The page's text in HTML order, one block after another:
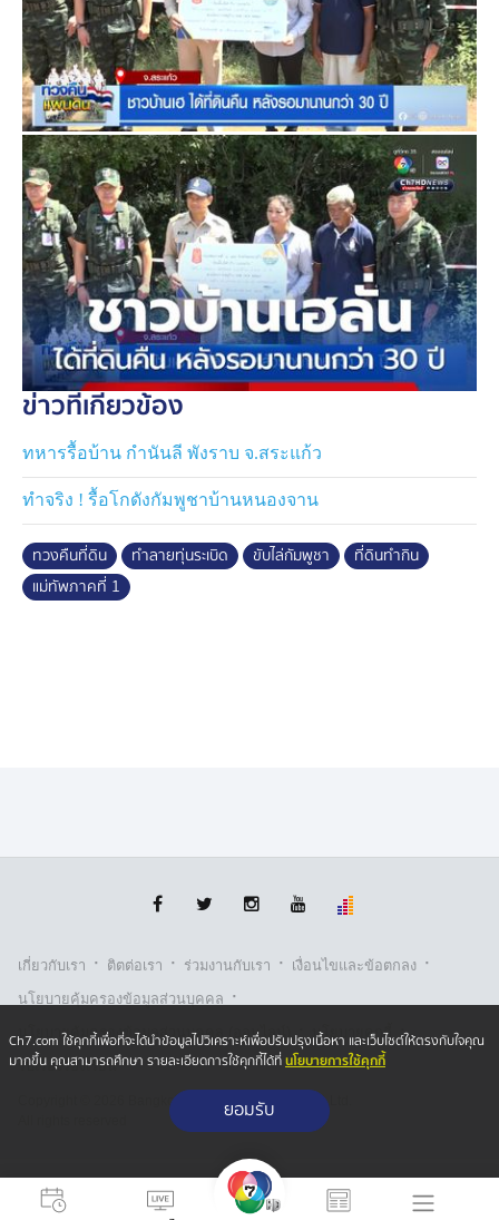
ข่าวที่เกี่ยวข้อง
ทหารรื้อบ้าน กำนันลี พังราบ จ.สระแก้ว
ทำจริง ! รื้อโกดังกัมพูชาบ้านหนองจาน
ทวงคืนที่ดิน ทำลายทุ่นระเบิด ขับไล่กัมพูชา
ที่ดินทำกิน
แม่ทัพภาคที่ 1
เกี่ยวกับเรา · ติตต่อเรา · ร่วมงานกับเรา · เงื่อนไขและข้อตกลง ·
นโยบายคุ้มครองข้อมูลส่วนบุคคล ·
นโยบายคุ้มครองข้อมูลส่วนบุคคล (ออนไลน์) · นโยบายคุกกี้ ·
รับเรื่องร้องเรียน
Copyright © 2026 Bangkok Broadcasting & T.V. Co.,Ltd.
Ch7.com ใช้คุกกี้เพื่อที่จะได้นำข้อมูลไปวิเคราะห์เพื่อปรับปรุงเนื้อหา และเว็บไซต์ให้ตรงกับใจคุณ
มากขึ้น คุณสามารถศึกษา รายละเอียดการใช้คุกกี้ได้ที่นโยบายการใช้คุกกี้
ยอมรับ